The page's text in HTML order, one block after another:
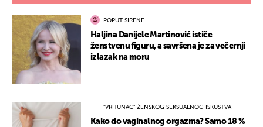
POPUT SIRENE
Haljina Danijele Martinović ističe
ženstvenu figuru, a savršena je za večernji
izlazak na moru
"VRHUNAC" ŽENSKOG SEKSUALNOG ISKUSTVA
Kako do vaginalnog orgazma? Samo 18 %